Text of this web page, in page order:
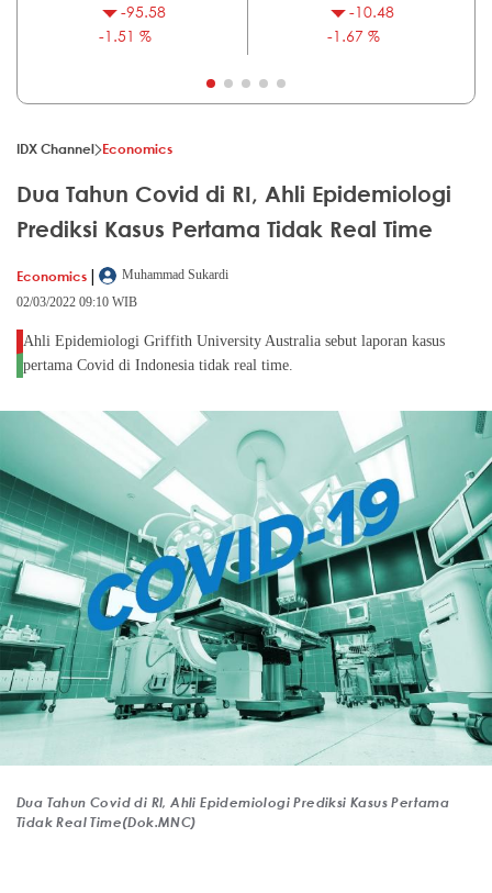
-95.58
-1.51 %
-10.48
-1.67 %
IDX Channel Economics
Dua Tahun Covid di RI, Ahli Epidemiologi
Prediksi Kasus Pertama Tidak Real Time
Economics |
Muhammad Sukardi
02/03/2022 09:10 WIB
Ahli Epidemiologi Griffith University Australia sebut laporan kasus
pertama Covid di Indonesia tidak real time.
Dua Tahun Covid di RI, Ahli Epidemiologi Prediksi Kasus Pertama
Tidak Real Time(Dok.MNC)